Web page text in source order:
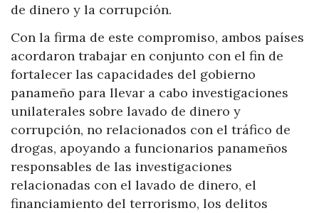
de dinero y la corrupción.
Con la firma de este compromiso, ambos países
acordaron trabajar en conjunto con el fin de
fortalecer las capacidades del gobierno
panameño para llevar a cabo investigaciones
unilaterales sobre lavado de dinero y
corrupción, no relacionados con el tráfico de
drogas, apoyando a funcionarios panameños
responsables de las investigaciones
relacionadas con el lavado de dinero, el
financiamiento del terrorismo, los delitos